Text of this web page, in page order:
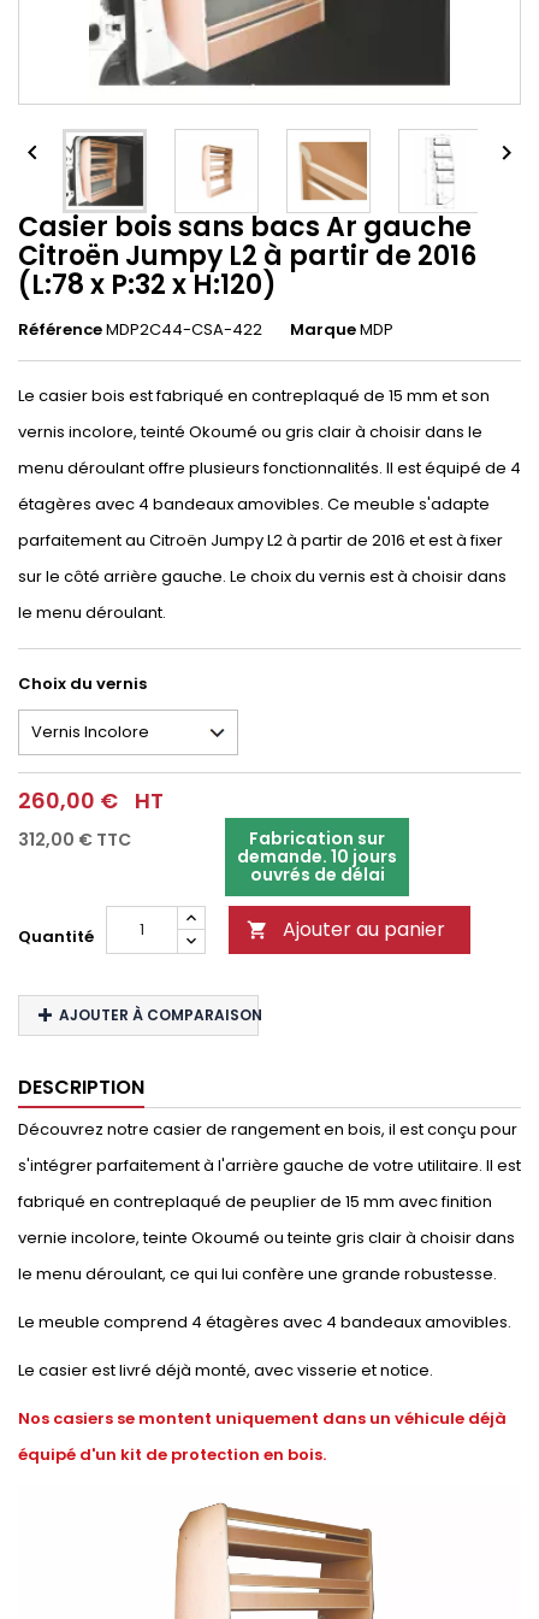
 
Casier bois sans bacs Ar gauche
Citroën Jumpy L2 à partir de 2016
(L:78 x P:32 x H:120)
RéférenceMDP2C44-CSA-422 MarqueMDP
Le casier bois est fabriqué en contreplaqué de 15 mm et son
vernis incolore, teinté Okoumé ou gris clair à choisir dans le
menu déroulant offre plusieurs fonctionnalités. Il est équipé de 4
étagères avec 4 bandeaux amovibles. Ce meuble s'adapte
parfaitement au Citroën Jumpy L2 à partir de 2016 et est à fixer
sur le côté arrière gauche. Le choix du vernis est à choisir dans
le menu déroulant.
Choix du vernis
260,00 € HT
312,00 € TTC Fabrication sur
demande. 10 jours
ouvrés de délai
Quantité  Ajouter au panier
AJOUTER À COMPARAISON
DESCRIPTION
Découvrez notre casier de rangement en bois, il est conçu pour
s'intégrer parfaitement à l'arrière gauche de votre utilitaire. Il est
fabriqué en contreplaqué de peuplier de 15 mm avec finition
vernie incolore, teinte Okoumé ou teinte gris clair à choisir dans
le menu déroulant, ce qui lui confère une grande robustesse.
Le meuble comprend 4 étagères avec 4 bandeaux amovibles.
Le casier est livré déjà monté, avec visserie et notice.
Nos casiers se montent uniquement dans un véhicule déjà
équipé d'un kit de protection en bois.